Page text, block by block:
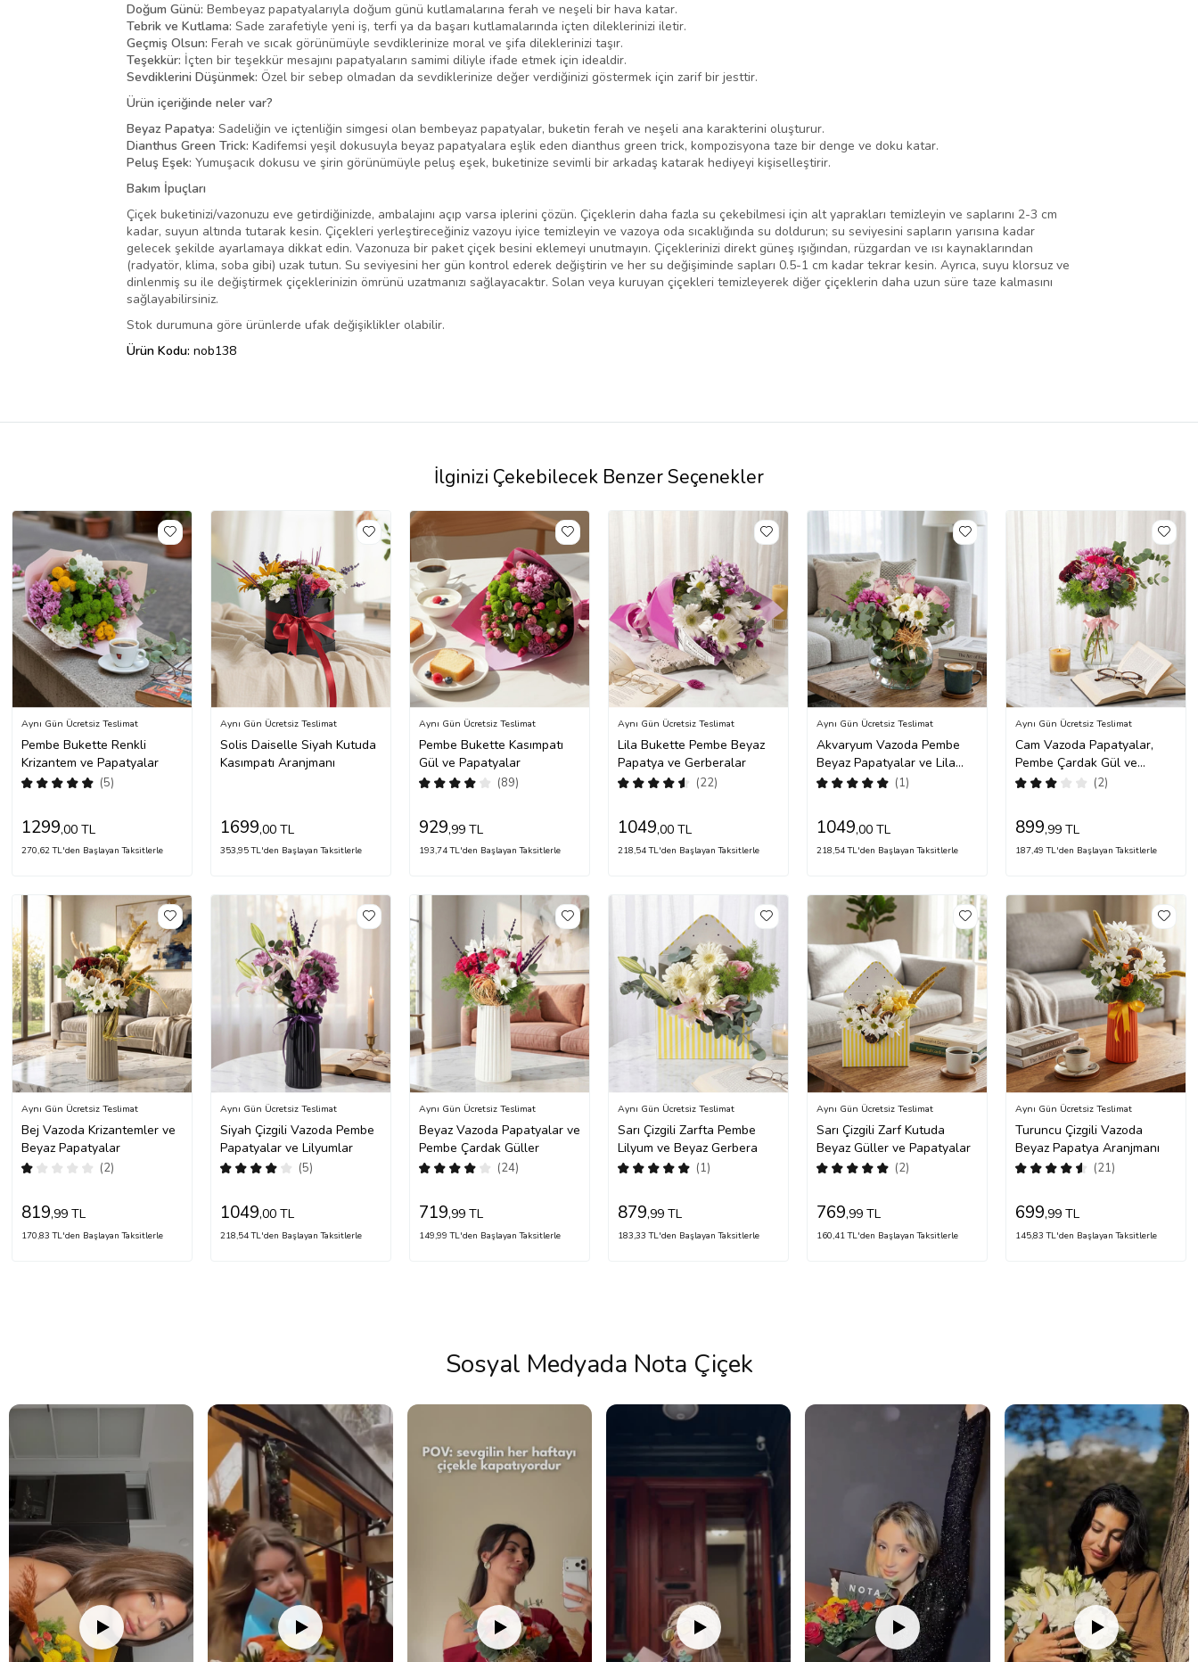
Doğum Günü: Bembeyaz papatyalarıyla doğum günü kutlamalarına ferah ve neşeli bir hava katar.
Tebrik ve Kutlama: Sade zarafetiyle yeni iş, terfi ya da başarı kutlamalarında içten dileklerinizi iletir.
Geçmiş Olsun: Ferah ve sıcak görünümüyle sevdiklerinize moral ve şifa dileklerinizi taşır.
Teşekkür: İçten bir teşekkür mesajını papatyaların samimi diliyle ifade etmek için idealdir.
Sevdiklerini Düşünmek: Özel bir sebep olmadan da sevdiklerinize değer verdiğinizi göstermek için zarif bir jesttir.
Ürün içeriğinde neler var?
Beyaz Papatya: Sadeliğin ve içtenliğin simgesi olan bembeyaz papatyalar, buketin ferah ve neşeli ana karakterini oluşturur.
Dianthus Green Trick: Kadifemsi yeşil dokusuyla beyaz papatyalara eşlik eden dianthus green trick, kompozisyona taze bir denge ve doku katar.
Peluş Eşek: Yumuşacık dokusu ve şirin görünümüyle peluş eşek, buketinize sevimli bir arkadaş katarak hediyeyi kişiselleştirir.
Bakım İpuçları
Çiçek buketinizi/vazonuzu eve getirdiğinizde, ambalajını açıp varsa iplerini çözün. Çiçeklerin daha fazla su çekebilmesi için alt yaprakları temizleyin ve saplarını 2-3 cm
kadar, suyun altında tutarak kesin. Çiçekleri yerleştireceğiniz vazoyu iyice temizleyin ve vazoya oda sıcaklığında su doldurun; su seviyesini sapların yarısına kadar
gelecek şekilde ayarlamaya dikkat edin. Vazonuza bir paket çiçek besini eklemeyi unutmayın. Çiçeklerinizi direkt güneş ışığından, rüzgardan ve ısı kaynaklarından
(radyatör, klima, soba gibi) uzak tutun. Su seviyesini her gün kontrol ederek değiştirin ve her su değişiminde sapları 0.5-1 cm kadar tekrar kesin. Ayrıca, suyu klorsuz ve
dinlenmiş su ile değiştirmek çiçeklerinizin ömrünü uzatmanızı sağlayacaktır. Solan veya kuruyan çiçekleri temizleyerek diğer çiçeklerin daha uzun süre taze kalmasını
sağlayabilirsiniz.
Stok durumuna göre ürünlerde ufak değişiklikler olabilir.
Ürün Kodu: nob138
İlginizi Çekebilecek Benzer Seçenekler
Pembe Bukette Renkli
Krizantem ve Papatyalar
(5)
Aynı Gün Ücretsiz Teslimat
1299,00 TL
270,62 TL'den Başlayan Taksitlerle
Solis Daiselle Siyah Kutuda
Kasımpatı Aranjmanı
Aynı Gün Ücretsiz Teslimat
1699,00 TL
353,95 TL'den Başlayan Taksitlerle
Pembe Bukette Kasımpatı
Gül ve Papatyalar
(89)
Aynı Gün Ücretsiz Teslimat
929,99 TL
193,74 TL'den Başlayan Taksitlerle
Lila Bukette Pembe Beyaz
Papatya ve Gerberalar
(22)
Aynı Gün Ücretsiz Teslimat
1049,00 TL
218,54 TL'den Başlayan Taksitlerle
Akvaryum Vazoda Pembe
Beyaz Papatyalar ve Lila
Güller
(1)
Aynı Gün Ücretsiz Teslimat
1049,00 TL
218,54 TL'den Başlayan Taksitlerle
Cam Vazoda Papatyalar,
Pembe Çardak Gül ve
Krizantem
(2)
Aynı Gün Ücretsiz Teslimat
899,99 TL
187,49 TL'den Başlayan Taksitlerle
Bej Vazoda Krizantemler ve
Beyaz Papatyalar
(2)
Aynı Gün Ücretsiz Teslimat
819,99 TL
170,83 TL'den Başlayan Taksitlerle
Siyah Çizgili Vazoda Pembe
Papatyalar ve Lilyumlar
(5)
Aynı Gün Ücretsiz Teslimat
1049,00 TL
218,54 TL'den Başlayan Taksitlerle
Beyaz Vazoda Papatyalar ve
Pembe Çardak Güller
(24)
Aynı Gün Ücretsiz Teslimat
719,99 TL
149,99 TL'den Başlayan Taksitlerle
Sarı Çizgili Zarfta Pembe
Lilyum ve Beyaz Gerbera
(1)
Aynı Gün Ücretsiz Teslimat
879,99 TL
183,33 TL'den Başlayan Taksitlerle
Sarı Çizgili Zarf Kutuda
Beyaz Güller ve Papatyalar
(2)
Aynı Gün Ücretsiz Teslimat
769,99 TL
160,41 TL'den Başlayan Taksitlerle
Turuncu Çizgili Vazoda
Beyaz Papatya Aranjmanı
(21)
Aynı Gün Ücretsiz Teslimat
699,99 TL
145,83 TL'den Başlayan Taksitlerle
Sosyal Medyada Nota Çiçek